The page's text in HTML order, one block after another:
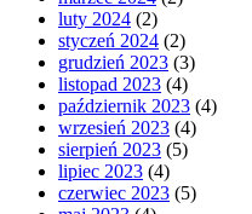
luty 2024 (2)
styczeń 2024 (2)
grudzień 2023 (3)
listopad 2023 (4)
październik 2023 (4)
wrzesień 2023 (4)
sierpień 2023 (5)
lipiec 2023 (4)
czerwiec 2023 (5)